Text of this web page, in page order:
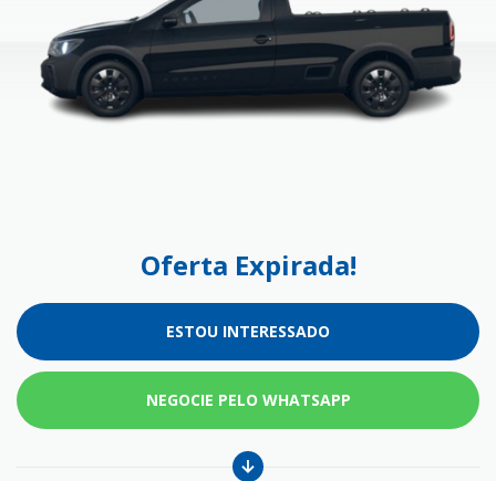
Oferta Expirada!
ESTOU INTERESSADO
NEGOCIE PELO WHATSAPP